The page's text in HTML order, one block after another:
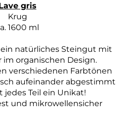
gris
Krug
1600 ml
natürliches Steingut mit
im organischen Design.
verschiedenen Farbtönen
aufeinander abgestimmt
jedes Teil ein Unikat!
und mikrowellensicher